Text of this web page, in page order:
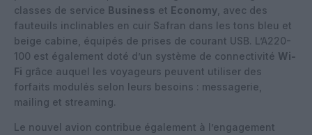
classes de service Business et Economy , avec des
fauteuils inclinables en cuir Safran dans les tons bleu et
beige cabine, équipés de prises de courant USB. L’A220-
100 est également doté d’un système de connectivité Wi-
Fi grâce auquel les voyageurs peuvent utiliser des
forfaits modulés selon leurs besoins : messagerie,
mailing et streaming.
Le nouvel avion contribue également à l’engagement